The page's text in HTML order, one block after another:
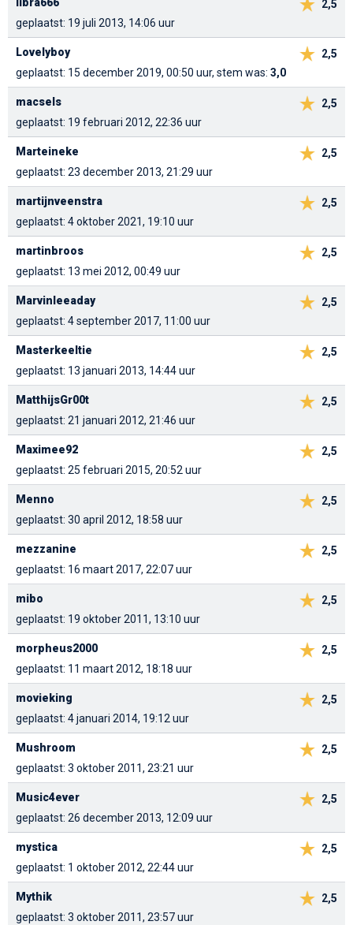
2,5
libra666
geplaatst: 19 juli 2013, 14:06 uur
2,5
Lovelyboy
geplaatst: 15 december 2019, 00:50 uur, stem was: 3,0
2,5
macsels
geplaatst: 19 februari 2012, 22:36 uur
2,5
Marteineke
geplaatst: 23 december 2013, 21:29 uur
2,5
martijnveenstra
geplaatst: 4 oktober 2021, 19:10 uur
2,5
martinbroos
geplaatst: 13 mei 2012, 00:49 uur
2,5
Marvinleeaday
geplaatst: 4 september 2017, 11:00 uur
2,5
Masterkeeltie
geplaatst: 13 januari 2013, 14:44 uur
2,5
MatthijsGr00t
geplaatst: 21 januari 2012, 21:46 uur
2,5
Maximee92
geplaatst: 25 februari 2015, 20:52 uur
2,5
Menno
geplaatst: 30 april 2012, 18:58 uur
2,5
mezzanine
geplaatst: 16 maart 2017, 22:07 uur
2,5
mibo
geplaatst: 19 oktober 2011, 13:10 uur
2,5
morpheus2000
geplaatst: 11 maart 2012, 18:18 uur
2,5
movieking
geplaatst: 4 januari 2014, 19:12 uur
2,5
Mushroom
geplaatst: 3 oktober 2011, 23:21 uur
2,5
Music4ever
geplaatst: 26 december 2013, 12:09 uur
2,5
mystica
geplaatst: 1 oktober 2012, 22:44 uur
2,5
Mythik
geplaatst: 3 oktober 2011, 23:57 uur